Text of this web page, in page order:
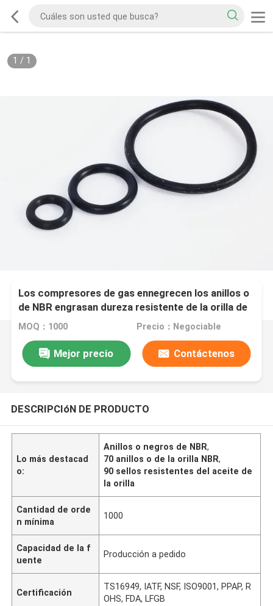
1 / 1
Los compresores de gas ennegrecen los anillos o
de NBR engrasan dureza resistente de la orilla de
los sellos 70 - 90
MOQ：1000 Precio：Negociable
Mejor precio Contáctenos
DESCRIPCIóN DE PRODUCTO
Lo más destacad
o:
Anillos o negros de NBR,
70 anillos o de la orilla NBR,
90 sellos resistentes del aceite de
la orilla
Cantidad de orde
n mínima
1000
Capacidad de la f
uente
Producción a pedido
Certificación
TS16949, IATF, NSF, ISO9001, PPAP, R
OHS, FDA, LFGB